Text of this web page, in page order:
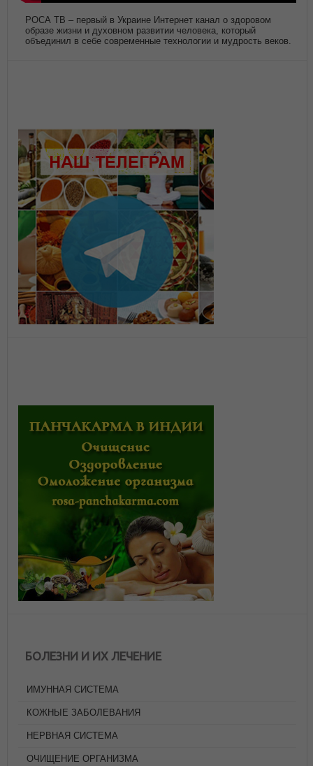
РОСА ТВ – первый в Украине Интернет канал о здоровом
образе жизни и духовном развитии человека, который
объединил в себе современные технологии и мудрость веков.
БОЛЕЗНИ И ИХ ЛЕЧЕНИЕ
ИМУННАЯ СИСТЕМА
КОЖНЫЕ ЗАБОЛЕВАНИЯ
НЕРВНАЯ СИСТЕМА
ОЧИЩЕНИЕ ОРГАНИЗМА